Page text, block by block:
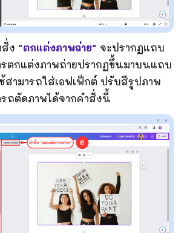
ง "ตกแต่งภาพถ่าย" จะปรากฏแถบ
รตกแต่งภาพถ่ายปรากฏขึ้นมาบนแถบ
สามารถใส่เอฟเฟ็กต์ ปรับสีรูปภาพ
ถตัดภาพได้จากคำสั่งนี้